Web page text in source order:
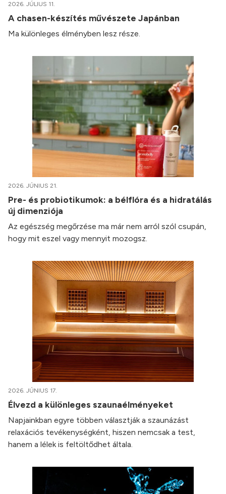
2026. JÚLIUS 11.
A chasen-készítés művészete Japánban
Ma különleges élményben lesz része.
2026. JÚNIUS 21.
Pre- és probiotikumok: a bélflóra és a hidratálás
új dimenziója
Az egészség megőrzése ma már nem arról szól csupán,
hogy mit eszel vagy mennyit mozogsz.
2026. JÚNIUS 17.
Élvezd a különleges szaunaélményeket
Napjainkban egyre többen választják a szaunázást
relaxációs tevékenységként, hiszen nemcsak a test,
hanem a lélek is feltöltődhet általa.